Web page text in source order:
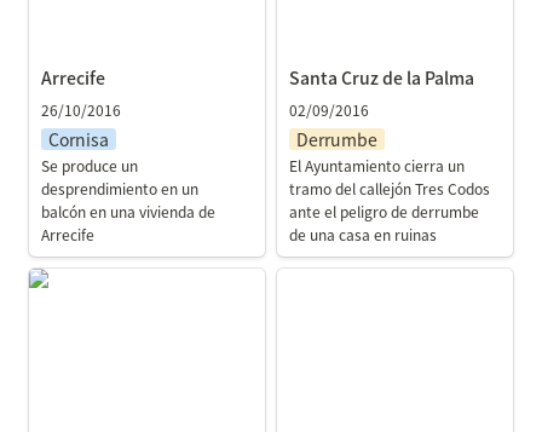
Arrecife
26/10/2016
Cornisa
Se produce un
desprendimiento en un
balcón en una vivienda de
Arrecife
Santa Cruz de la Palma
02/09/2016
Derrumbe
El Ayuntamiento cierra un
tramo del callejón Tres Codos
ante el peligro de derrumbe
de una casa en ruinas
Las Palmas de Gran